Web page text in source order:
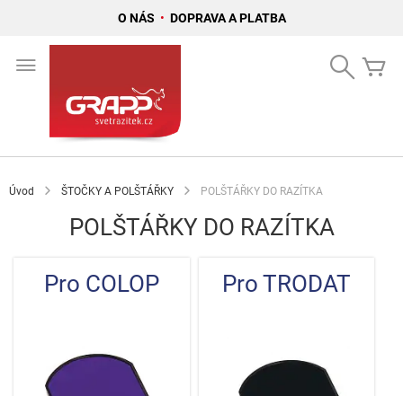
O NÁS • DOPRAVA A PLATBA
Search
Úvod ŠTOČKY A POLŠTÁŘKY POLŠTÁŘKY DO RAZÍTKA
POLŠTÁŘKY DO RAZÍTKA
Pro COLOP Pro TRODAT